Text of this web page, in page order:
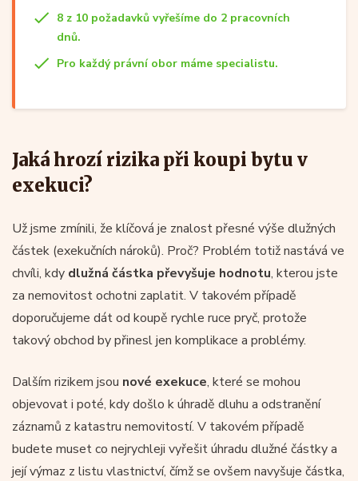
8 z 10 požadavků vyřešíme do 2 pracovních
dnů.
Pro každý právní obor máme specialistu.
Jaká hrozí rizika při koupi bytu v
exekuci?
Už jsme zmínili, že klíčová je znalost přesné výše dlužných
částek (exekučních nároků). Proč? Problém totiž nastává ve
chvíli, kdy dlužná částka převyšuje hodnotu, kterou jste
za nemovitost ochotni zaplatit. V takovém případě
doporučujeme dát od koupě rychle ruce pryč, protože
takový obchod by přinesl jen komplikace a problémy.
Dalším rizikem jsou nové exekuce, které se mohou
objevovat i poté, kdy došlo k úhradě dluhu a odstranění
záznamů z katastru nemovitostí. V takovém případě
budete muset co nejrychleji vyřešit úhradu dlužné částky a
její výmaz z listu vlastnictví, čímž se ovšem navyšuje částka,